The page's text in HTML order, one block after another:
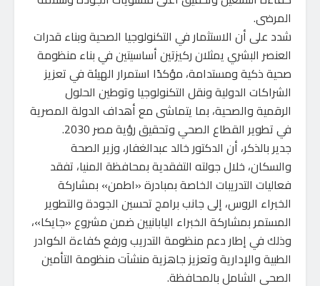
المرضى.
شدد على أن الاستثمار في التكنولوجيا الصحية وبناء قدرات
العنصر البشري يمثلان ركيزتين أساسيتين في بناء منظومة
صحية ذكية ومستدامة، مؤكدًا استمرار الهيئة في تعزيز
الشراكات الدولية ونقل التكنولوجيا وتوطين الحلول
الرقمية والصحية، بما يتماشى مع أهداف الدولة المصرية
في تطوير القطاع الصحي وتحقيق رؤية مصر 2030.
جدير بالذكر، أن الدكتور خالد عبدالغفار، وزير الصحة
والسكان، خلال جولته التفقدية بمحافظة المنيا، تفقد
فعاليات التدريبات الخاصة بمبادرة «اطمن» بمشاركة
الخبراء الروس، إلى جانب برامج تحسين الجودة والتطوير
المستمر بمشاركة الخبراء اليابانيين ضمن مشروع «جايكا»،
وذلك في إطار دعم منظومة التدريب ورفع كفاءة الكوادر
الطبية والإدارية وتعزيز جاهزية منشآت منظومة التأمين
الصحي الشامل بالمحافظة.